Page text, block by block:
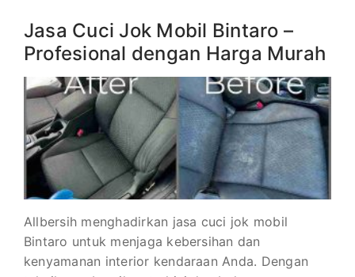
Jasa Cuci Jok Mobil Bintaro –
Profesional dengan Harga Murah
Allbersih menghadirkan jasa cuci jok mobil
Bintaro untuk menjaga kebersihan dan
kenyamanan interior kendaraan Anda. Dengan